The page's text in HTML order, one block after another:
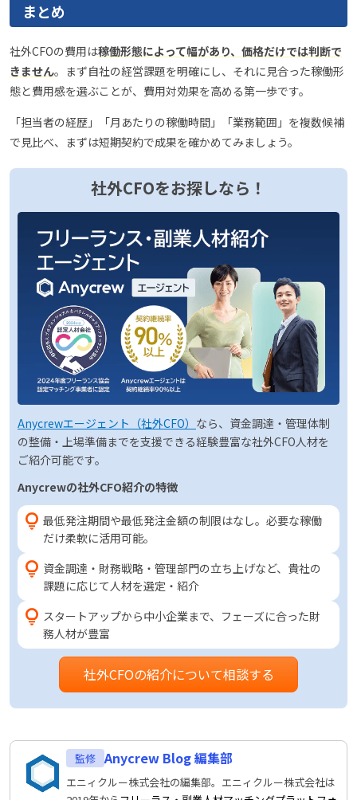
まとめ
社外CFOの費用は稼働形態によって幅があり、価格だけでは判断で
きません。まず自社の経営課題を明確にし、それに見合った稼働形
態と費用感を選ぶことが、費用対効果を高める第一歩です。
「担当者の経歴」「月あたりの稼働時間」「業務範囲」を複数候補
で見比べ、まずは短期契約で成果を確かめてみましょう。
社外CFOをお探しなら！
Anycrewエージェント（社外CFO） なら、資金調達・管理体制
の整備・上場準備までを支援できる経験豊富な社外CFO人材を
ご紹介可能です。
Anycrewの社外CFO紹介の特徴
最低発注期間や最低発注金額の制限はなし。必要な稼働
だけ柔軟に活用可能。
資金調達・財務戦略・管理部門の立ち上げなど、貴社の
課題に応じて人材を選定・紹介
スタートアップから中小企業まで、フェーズに合った財
務人材が豊富
社外CFOの紹介について相談する
Anycrew Blog 編集部
エニィクルー株式会社の編集部。エニィクルー株式会社は